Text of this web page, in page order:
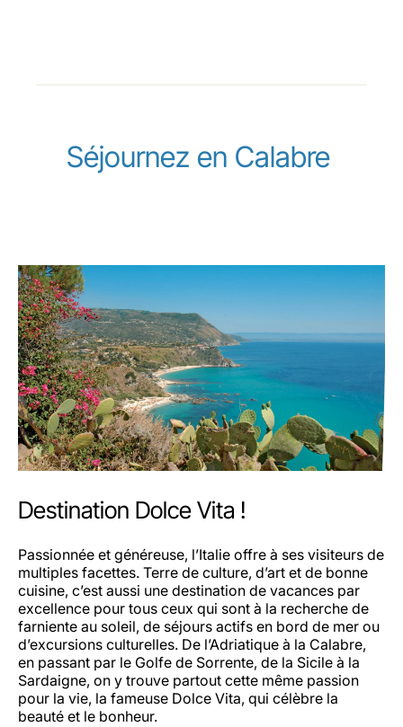
Séjournez en Calabre
Destination Dolce Vita !
Passionnée et généreuse, l’Italie offre à ses visiteurs de
multiples facettes. Terre de culture, d’art et de bonne
cuisine, c’est aussi une destination de vacances par
excellence pour tous ceux qui sont à la recherche de
farniente au soleil, de séjours actifs en bord de mer ou
d’excursions culturelles. De l’Adriatique à la Calabre,
en passant par le Golfe de Sorrente, de la Sicile à la
Sardaigne, on y trouve partout cette même passion
pour la vie, la fameuse Dolce Vita, qui célèbre la
beauté et le bonheur.